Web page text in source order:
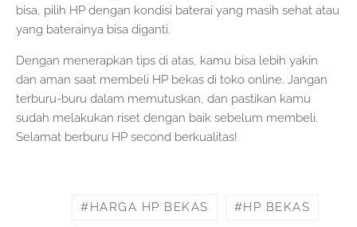
bisa, pilih HP dengan kondisi baterai yang masih sehat atau
yang baterainya bisa diganti.
Dengan menerapkan tips di atas, kamu bisa lebih yakin
dan aman saat membeli HP bekas di toko online. Jangan
terburu-buru dalam memutuskan, dan pastikan kamu
sudah melakukan riset dengan baik sebelum membeli.
Selamat berburu HP second berkualitas!
HARGA HP BEKAS HP BEKAS